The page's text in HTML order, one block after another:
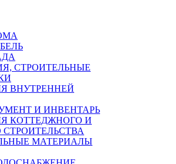
СТРОИТЕЛЬНЫЕ
ВНУТРЕННЕЙ
И ИНВЕНТАРЬ
КОТТЕДЖНОГО И
МАТЕРИАЛЫ